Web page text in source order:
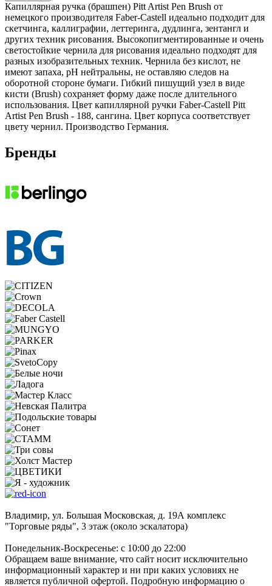
Капиллярная ручка (брашпен) Pitt Artist Pen Brush от
немецкого производителя Faber-Castell идеально подходит для
скетчинга, каллиграфии, леттеринга, дудлинга, зентангл и
других техник рисования. Высокопигментированные и очень
светостойкие чернила для рисования идеально подходят для
разных изобразительных техник. Чернила без кислот, не
имеют запаха, рН нейтральны, не оставляю следов на
оборотной стороне бумаги. Гибкий пишущий узел в виде
кисти (Brush) сохраняет форму даже после длительного
использования. Цвет капиллярной ручки Faber-Castell Pitt
Artist Pen Brush - 188, сангина. Цвет корпуса соответствует
цвету чернил. Производство Германия.
Бренды
Владимир, ул. Большая Московская, д. 19А комплекс
"Торговые ряды", 3 этаж (около эскалатора)
Понедельник-Воскресенье: с 10:00 до 22:00
Обращаем ваше внимание, что сайт носит исключительно
информационный характер и ни при каких условиях не
является публичной офертой. Подробную информацию о